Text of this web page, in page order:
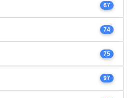
67
74
75
97